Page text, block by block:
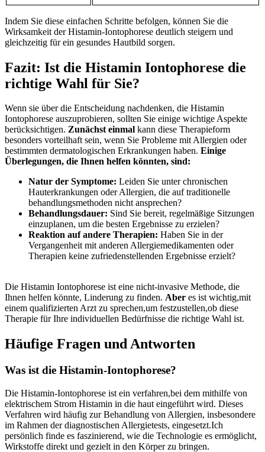
Indem Sie diese ⁣einfachen Schritte befolgen, können​ Sie die
Wirksamkeit der Histamin-Iontophorese deutlich ‍steigern⁤ und
⁢gleichzeitig für ein gesundes⁤ Hautbild sorgen.
Fazit: ⁢Ist die Histamin Iontophorese die
richtige Wahl ‌für‍ Sie?
Wenn sie ‍über die Entscheidung nachdenken, die⁢ Histamin
Iontophorese ⁤auszuprobieren, ‍sollten Sie einige‍ wichtige Aspekte
⁢berücksichtigen. Zunächst einmal kann diese Therapieform
besonders vorteilhaft ‍sein, wenn Sie Probleme mit Allergien ‍oder
bestimmten dermatologischen⁤ Erkrankungen haben. Einige
Überlegungen,‍ die Ihnen helfen ⁣könnten, ⁤sind:
Natur der Symptome: Leiden ⁣Sie unter chronischen
Hauterkrankungen oder Allergien, die⁣ auf traditionelle
behandlungsmethoden nicht ansprechen?
Behandlungsdauer: Sind Sie bereit, ​regelmäßige Sitzungen
einzuplanen, um die besten Ergebnisse zu erzielen?
Reaktion auf andere Therapien: Haben Sie ⁣in der
Vergangenheit mit anderen Allergiemedikamenten ‌oder
Therapien keine zufriedenstellenden‌ Ergebnisse erzielt?
Die Histamin Iontophorese ist eine nicht-invasive Methode, die
Ihnen‌ helfen könnte, Linderung ‌zu ‍finden. Aber es ist‍ wichtig,mit
einem qualifizierten Arzt zu sprechen,um‍ festzustellen,ob ⁤diese
Therapie für Ihre individuellen Bedürfnisse die richtige Wahl ist.
Häufige Fragen und Antworten
Was ist die Histamin-Iontophorese?
Die Histamin-Iontophorese ist ein verfahren,bei⁣ dem⁢ mithilfe von
elektrischem Strom Histamin in die haut ​eingeführt⁢ wird. Dieses
Verfahren‍ wird häufig zur Behandlung‍ von Allergien, ⁢insbesondere
im Rahmen der diagnostischen Allergietests, eingesetzt.Ich
persönlich finde es faszinierend, wie die Technologie es ermöglicht,
Wirkstoffe direkt und gezielt in den Körper‌ zu ‍bringen.